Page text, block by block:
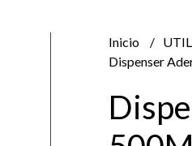
Inicio
Dispenser